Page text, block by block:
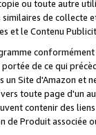
ou toute autre
de
et le Contenu
de ce qui
Site d'Amazon et
toute page d'un
contenir des
de Produit associée